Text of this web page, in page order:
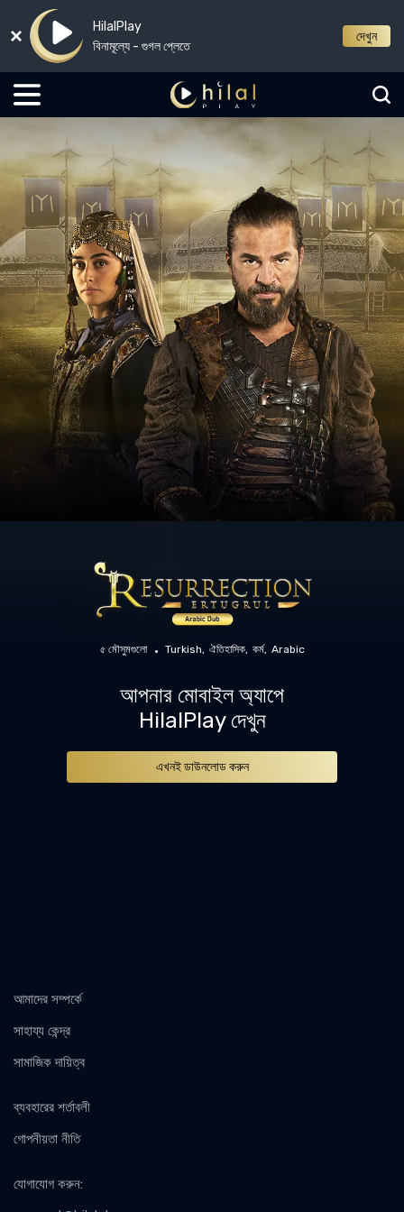
HilalPlay
বিনামূল্যে - গুগল প্লেতে
দেখুন
৫ মৌসুমগুলো Turkish ঐতিহাসিক কর্ম Arabic
আপনার মোবাইল অ্যাপে
HilalPlay দেখুন
এখনই ডাউনলোড করুন
আমাদের সম্পর্কে
সাহায্য কেন্দ্র
সামাজিক দায়িত্ব
ব্যবহারের শর্তাবলী
গোপনীয়তা নীতি
যোগাযোগ করুন: